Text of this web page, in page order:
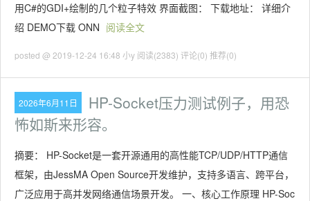
用C#的GDI+绘制的几个粒子特效 界面截图： 下载地址： 详细介
绍 DEMO下载 ONN 阅读全文
posted @ 2019-12-24 16:48 小y 阅读(2383) 评论(0) 推荐(0)
2026年6月11日
HP-Socket压力测试例子，用恐
怖如斯来形容。
摘要： ‌HP-Socket‌是一套开源通用的‌高性能TCP/UDP/HTTP通信
框架‌，由JessMA Open Source开发维护，支持多语言、跨平台，
广泛应用于高并发网络通信场景开发。 一、核心工作原理 HP-Soc